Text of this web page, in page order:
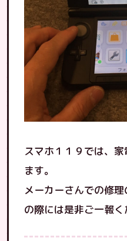
スマホ１１９では、
ます。
メーカーさんでの修
の際には是非ご一報く